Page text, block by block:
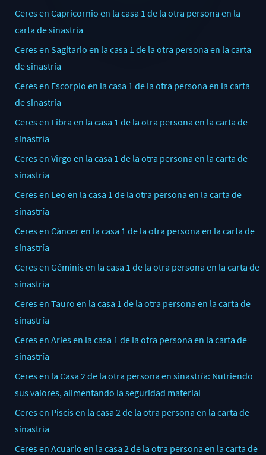
Ceres en Capricornio en la casa 1 de la otra persona en la
carta de sinastría
Ceres en Sagitario en la casa 1 de la otra persona en la carta
de sinastría
Ceres en Escorpio en la casa 1 de la otra persona en la carta
de sinastría
Ceres en Libra en la casa 1 de la otra persona en la carta de
sinastría
Ceres en Virgo en la casa 1 de la otra persona en la carta de
sinastría
Ceres en Leo en la casa 1 de la otra persona en la carta de
sinastría
Ceres en Cáncer en la casa 1 de la otra persona en la carta de
sinastría
Ceres en Géminis en la casa 1 de la otra persona en la carta de
sinastría
Ceres en Tauro en la casa 1 de la otra persona en la carta de
sinastría
Ceres en Aries en la casa 1 de la otra persona en la carta de
sinastría
Ceres en la Casa 2 de la otra persona en sinastría: Nutriendo
sus valores, alimentando la seguridad material
Ceres en Piscis en la casa 2 de la otra persona en la carta de
sinastría
Ceres en Acuario en la casa 2 de la otra persona en la carta de